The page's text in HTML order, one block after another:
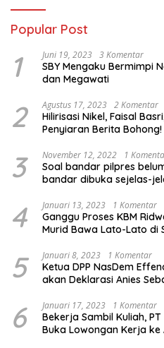
Popular Post
1 Juni 19, 2023 3 Komentar
SBY Mengaku Bermimpi
dan Megawati
2 Agustus 17, 2023 2 Komentar
Hilirisasi Nikel, Faisal
Penyiaran Berita Bohong!
3 November 12, 2022 1
Soal bandar pilpres
bandar dibuka sejelas-
4 Januari 13, 2023 1 Komentar
Ganggu Proses KBM
Murid Bawa Lato-Lato di
5 Januari 8, 2023 1 Komentar
Ketua DPP NasDem
akan Deklarasi Anies
6 Januari 17, 2023 1 Komentar
Bekerja Sambil Kuliah,
Buka Lowongan Kerja ke